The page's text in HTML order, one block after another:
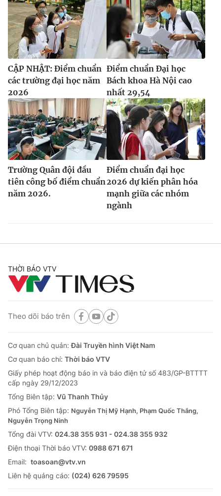
CẬP NHẬT: Điểm chuẩn
các trường đại học năm
2026
Điểm chuẩn Đại học
Bách khoa Hà Nội cao
nhất 29,54
Trường Quân đội đầu
tiên công bố điểm chuẩn
năm 2026.
Điểm chuẩn đại học
2026 dự kiến phân hóa
mạnh giữa các nhóm
ngành
THỜI BÁO VTV
Theo dõi báo trên
Cơ quan chủ quản:Đài Truyền hình Việt Nam
Cơ quan báo chí: Thời báo VTV
Giấy phép hoạt động báo in và báo điện tử số 483/GP-BTTTT
cấp ngày 29/12/2023
Tổng Biên tập: Vũ Thanh Thủy
Phó Tổng Biên tập: Nguyễn Thị Mỹ Hạnh, Phạm Quốc Thắng,
Nguyễn Trọng Ninh
Tổng đài VTV: 024.38 355 931 - 024.38 355 932
Ðiện thoại Thời báo VTV: 0988 671 671
Email: toasoan@vtv.vn
Liên hệ quảng cáo: (024) 626 79595